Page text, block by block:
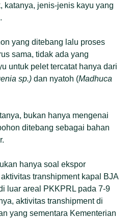
katanya, jenis-jenis kayu yang
yang ditebang lalu proses
sama, tidak ada yang
untuk pelet tercatat hanya dari
sp.)dan nyatoh (Madhuca
bukan hanya mengenai
ditebang sebagai bahan
hanya soal ekspor
transhipment kapal BJA
luar areal PKKPRL pada 7-9
aktivitas transhipment di
yang sementara Kementerian